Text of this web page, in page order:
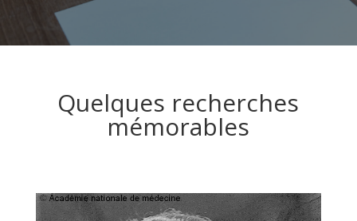
Quelques recherches
mémorables